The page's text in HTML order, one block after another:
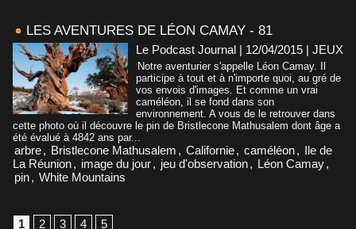
LES AVENTURES DE LÉON CAMAY - 81
Le Podcast Journal | 12/04/2015 | JEUX
Notre aventurier s'appelle Léon Camay. Il
participe à tout et à n'importe quoi, au gré de
vos envois d'images. Et comme un vrai
caméléon, il se fond dans son
environnement. A vous de le retrouver dans
cette photo où il découvre le pin de Bristlecone Mathusalem dont âge a
été évalué à 4842 ans par...
arbre, Bristlecone Mathusalem , Californie, caméléon, Ile de
La Réunion, image du jour, jeu d'observation, Léon Camay,
pin, White Mountains
1 2 3 4 5